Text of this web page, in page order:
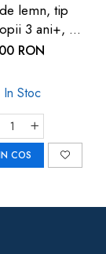
lemn, tip
3 ani+, 6
animale, Goki
RON
In Stoc
COS